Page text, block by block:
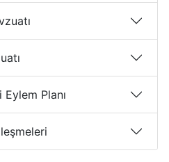
Planı